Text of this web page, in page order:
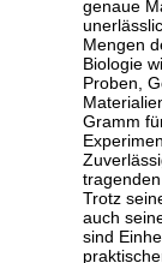
genaue
Mengen
Biologie
Proben,
Gramm
Trotz
auch
sind